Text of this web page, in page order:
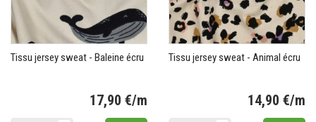
Tissu jersey sweat - Baleine écru
17,90 €/m
Tissu jersey sweat - Animal écru
14,90 €/m